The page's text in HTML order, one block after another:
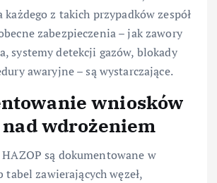
każdego z takich przypadków zespół
zabezpieczenia – jak zawory
systemy detekcji gazów, blokady
awaryjne – są wystarczające.
wniosków
wdrożeniem
są dokumentowane w
zawierających węzeł,